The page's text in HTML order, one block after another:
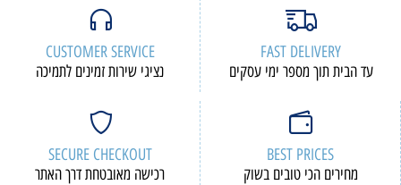
FAST DELIVERY
עד הבית תוך מספר ימי עסקים
CUSTOMER SERVICE
נציגי שירות זמינים לתמיכה
BEST PRICES
מחירים הכי טובים בשוק
SECURE CHECKOUT
רכישה מאובטחת דרך האתר